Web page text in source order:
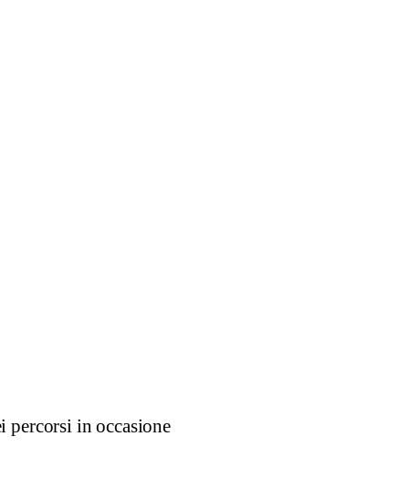
percorsi in occasione